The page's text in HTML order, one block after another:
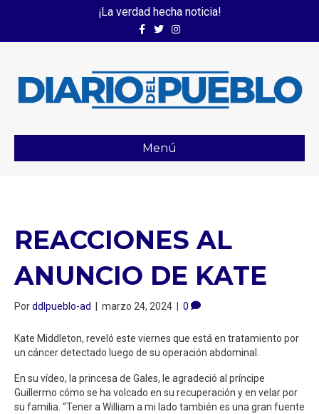
¡La verdad hecha noticia!
FacebookTwitterInstagram
Menú
REACCIONES AL
ANUNCIO DE KATE
Porddlpueblo-ad | marzo 24, 2024 | 0
Kate Middleton, reveló este viernes que está en tratamiento por
un cáncer detectado luego de su operación abdominal.
En su vídeo, la princesa de Gales, le agradeció al príncipe
Guillermo cómo se ha volcado en su recuperación y en velar por
su familia. “Tener a William a mi lado también es una gran fuente